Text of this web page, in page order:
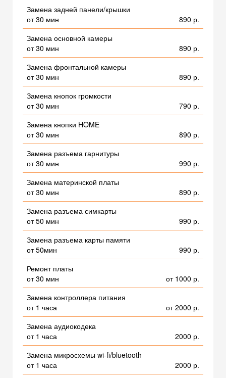
Замена задней панели/крышки
от 30 мин
890 р.
Замена основной камеры
от 30 мин
890 р.
Замена фронтальной камеры
от 30 мин
890 р.
Замена кнопок громкости
от 30 мин
790 р.
Замена кнопки HOME
от 30 мин
890 р.
Замена разъема гарнитуры
от 30 мин
990 р.
Замена материнской платы
от 30 мин
890 р.
Замена разъема симкарты
от 50 мин
990 р.
Замена разъема карты памяти
от 50мин
990 р.
Ремонт платы
от 30 мин
от 1000 р.
Замена контроллера питания
от 1 часа
от 2000 р.
Замена аудиокодека
от 1 часа
2000 р.
Замена микросхемы wi-fi/bluetooth
от 1 часа
2000 р.